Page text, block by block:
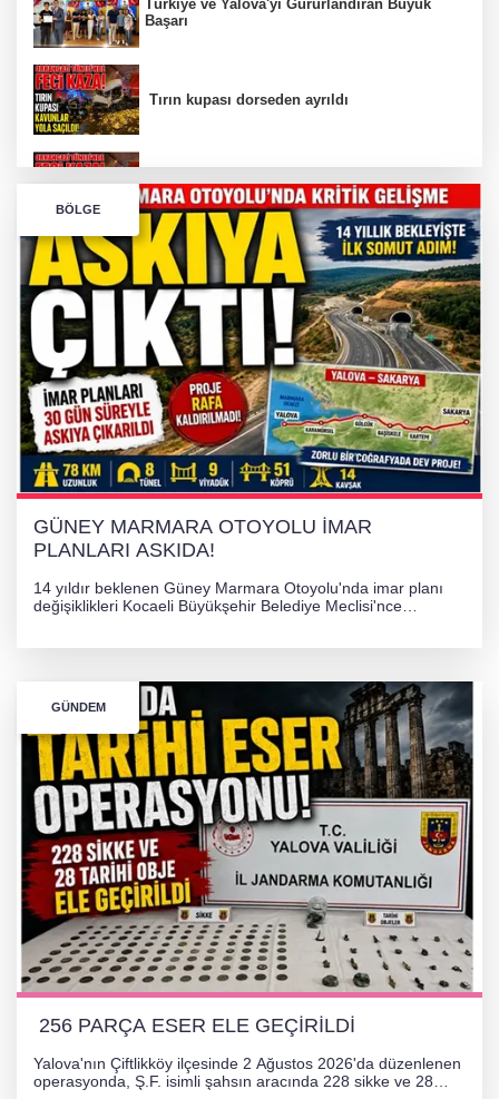
Türkiye ve Yalova'yı Gururlandıran Büyük
Başarı
Tırın kupası dorseden ayrıldı
Bursa’da Orhangazi Tüneli’nde feci kaza:
İHRACAT REKORU VAR, PEKİ EMEĞİN
KARŞILIĞI NEREDE?
TONAMİ KÖPRÜSÜ'NDE PANİK!
GÜNEY MARMARA OTOYOLU İMAR
PLANLARI ASKIDA!
BÖLGE
GÜNEY MARMARA OTOYOLU İMAR
PLANLARI ASKIDA!
14 yıldır beklenen Güney Marmara Otoyolu'nda imar planı
değişiklikleri Kocaeli Büyükşehir Belediye Meclisi'nce
GÜNDEM
256 PARÇA ESER ELE GEÇİRİLDİ
Yalova'nın Çiftlikköy ilçesinde 2 Ağustos 2026'da düzenlenen
operasyonda, Ş.F. isimli şahsın aracında 228 sikke ve 28